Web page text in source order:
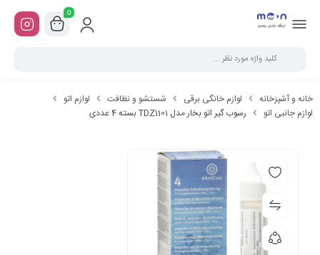
0
خانه و آشپزخانه لوازم خانگی برقی شستشو و نظافت
لوازم اتو
لوازم جانبی اتو
رسوب گیر اتو بخار مدل TDZ1101 بسته 4 عددی